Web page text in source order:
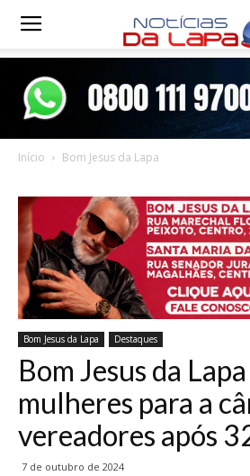
Notícias
Início Bom Jesus da Lapa
Bom Jesus da Lapa Destaques
Bom Jesus da
mulheres para a
vereadores após
7 de outubro de 2024